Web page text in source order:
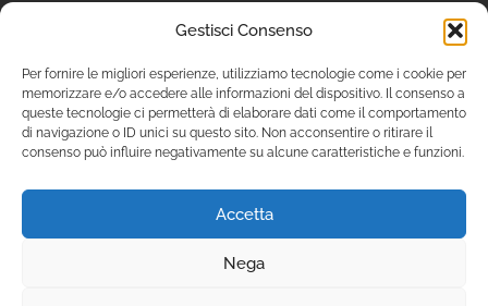
Gestisci Consenso
Per fornire le migliori esperienze, utilizziamo tecnologie come i cookie per
memorizzare e/o accedere alle informazioni del dispositivo. Il consenso a
queste tecnologie ci permetterà di elaborare dati come il comportamento
di navigazione o ID unici su questo sito. Non acconsentire o ritirare il
consenso può influire negativamente su alcune caratteristiche e funzioni.
Accetta
Nega